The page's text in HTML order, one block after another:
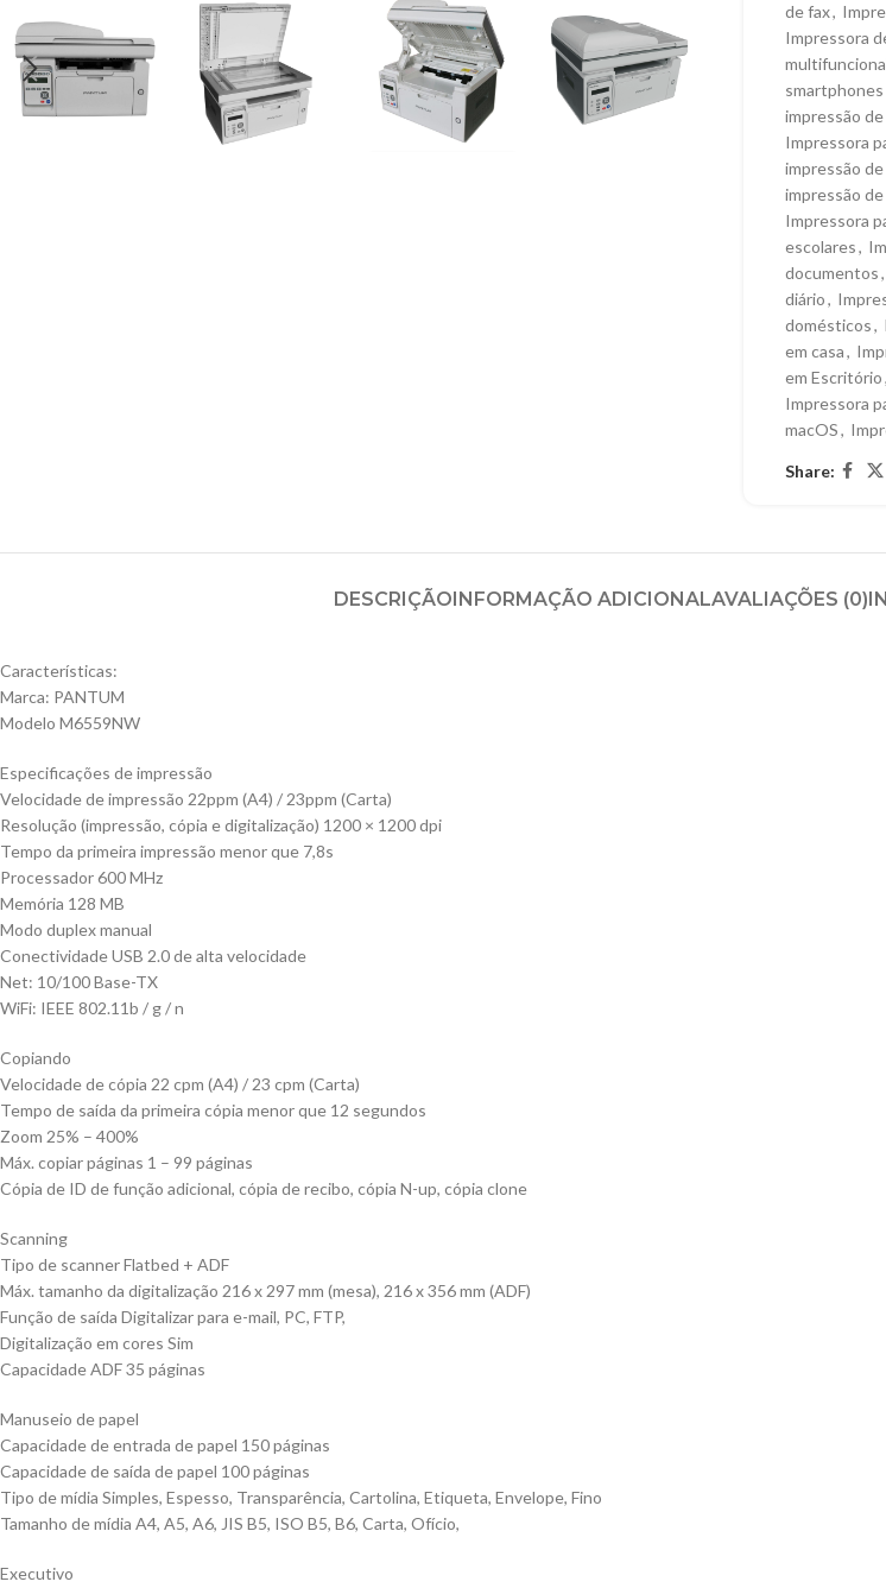
de fax,
Impressora
impressão
Impressora
impressão
impressão
Impressora
escolares,
documentos,
diário,
domésticos,
em casa,
em Escritório,
Impressora
macOS,
Share:
DESCRIÇÃOINFORMAÇÃO ADICIONALAVALIAÇÕES (0)
Características:
Marca: PANTUM
Modelo M6559NW
Especificações de impressão
Velocidade de impressão 22ppm (A4) / 23ppm (Carta)
Resolução (impressão, cópia e digitalização) 1200 × 1200 dpi
Tempo da primeira impressão menor que 7,8s
Processador 600 MHz
Memória 128 MB
Modo duplex manual
Conectividade USB 2.0 de alta velocidade
Net: 10/100 Base-TX
WiFi: IEEE 802.11b / g / n
Copiando
Velocidade de cópia 22 cpm (A4) / 23 cpm (Carta)
Tempo de saída da primeira cópia menor que 12 segundos
Zoom 25% – 400%
Máx. copiar páginas 1 – 99 páginas
Cópia de ID de função adicional, cópia de recibo, cópia N-up, cópia clone
Scanning
Tipo de scanner Flatbed + ADF
Máx. tamanho da digitalização 216 x 297 mm (mesa), 216 x 356 mm (ADF)
Função de saída Digitalizar para e-mail, PC, FTP,
Digitalização em cores Sim
Capacidade ADF 35 páginas
Manuseio de papel
Capacidade de entrada de papel 150 páginas
Capacidade de saída de papel 100 páginas
Tipo de mídia Simples, Espesso, Transparência, Cartolina, Etiqueta, Envelope, Fino
Tamanho de mídia A4, A5, A6, JIS B5, ISO B5, B6, Carta, Ofício,
Executivo